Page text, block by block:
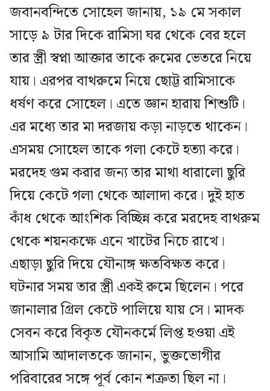
জবানবন্দিতে সোহেল জানায়, ১৯ মে সকাল
সাড়ে ৯ টার দিকে রামিসা ঘর থেকে বের হলে
তার স্ত্রী স্বপ্না আক্তার তাকে রুমের ভেতরে নিয়ে
যায়। এরপর বাথরুমে নিয়ে ছোট্ট রামিসাকে
ধর্ষণ করে সোহেল। এতে জ্ঞান হারায় শিশুটি।
এর মধ্যে তার মা দরজায় কড়া নাড়তে থাকেন।
এসময় সোহেল তাকে গলা কেটে হত্যা করে।
মরদেহ গুম করার জন্য তার মাথা ধারালো ছুরি
দিয়ে কেটে গলা থেকে আলাদা করে। দুই হাত
কাঁধ থেকে আংশিক বিচ্ছিন্ন করে মরদেহ বাথরুম
থেকে শয়নকক্ষে এনে খাটের নিচে রাখে।
এছাড়া ছুরি দিয়ে যৌনাঙ্গ ক্ষতবিক্ষত করে।
ঘটনার সময় তার স্ত্রী একই রুমে ছিলেন। পরে
জানালার গ্রিল কেটে পালিয়ে যায় সে। মাদক
সেবন করে বিকৃত যৌনকর্মে লিপ্ত হওয়া এই
আসামি আদালতকে জানান, ভুক্তভোগীর
পরিবারের সঙ্গে পূর্ব কোন শত্রুতা ছিল না।